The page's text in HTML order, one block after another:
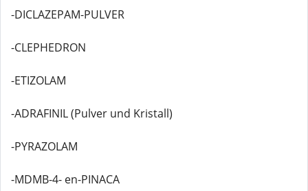
-DICLAZEPAM-PULVER
-CLEPHEDRON
-ETIZOLAM
-ADRAFINIL (Pulver und Kristall)
-PYRAZOLAM
-MDMB-4- en-PINACA